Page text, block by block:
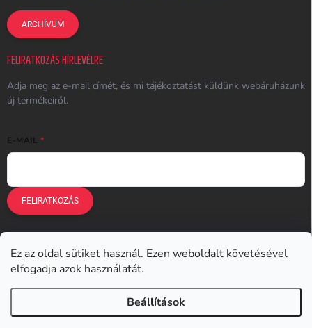
Ez az oldal sütiket használ. Ezen weboldalt követésével
elfogadja azok használatát.
Beállítások
ARCHÍVUM
FELIRATKOZÁS HÍRLEVÉLRE
Adja meg az e-mail címét, és mi tájékoztatást küldünk webáruházunk
új termékeiről.
E-MAIL
FELIRATKOZÁS
Earplugs.cz Earplugs.sk
Earplugs.at Earplugs.ro Lunesto.cz